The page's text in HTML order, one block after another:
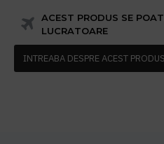
INTREABA DESPRE ACEST PRODUS
ACEST PRODUS SE
LUCRATOARE